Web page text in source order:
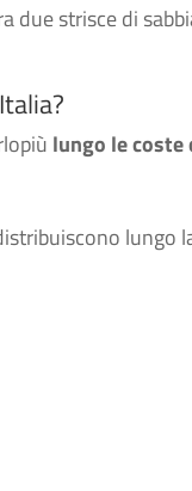
strisce di
lungo le coste
lungo